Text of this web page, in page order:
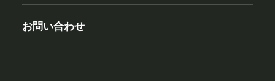
お問い合わせ